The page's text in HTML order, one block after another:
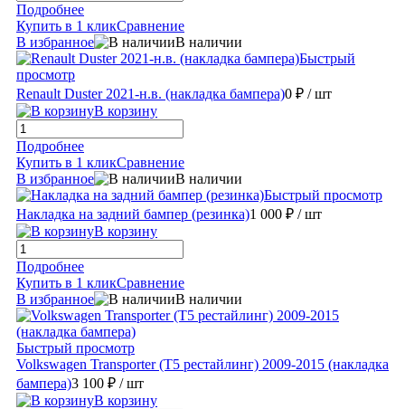
Подробнее
Купить в 1 кликСравнение
В избранное
В наличии
Быстрый
просмотр
Renault Duster 2021-н.в. (накладка бампера)0 ₽ / шт
В корзину
Подробнее
Купить в 1 кликСравнение
В избранное
В наличии
Быстрый просмотр
Накладка на задний бампер (резинка)1 000 ₽ / шт
В корзину
Подробнее
Купить в 1 кликСравнение
В избранное
В наличии
Быстрый просмотр
Volkswagen Transporter (T5 рестайлинг) 2009-2015 (накладка
бампера)3 100 ₽ / шт
В корзину